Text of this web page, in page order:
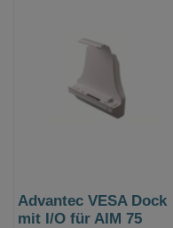
Advantec VESA Dock
mit I/O für AIM 75